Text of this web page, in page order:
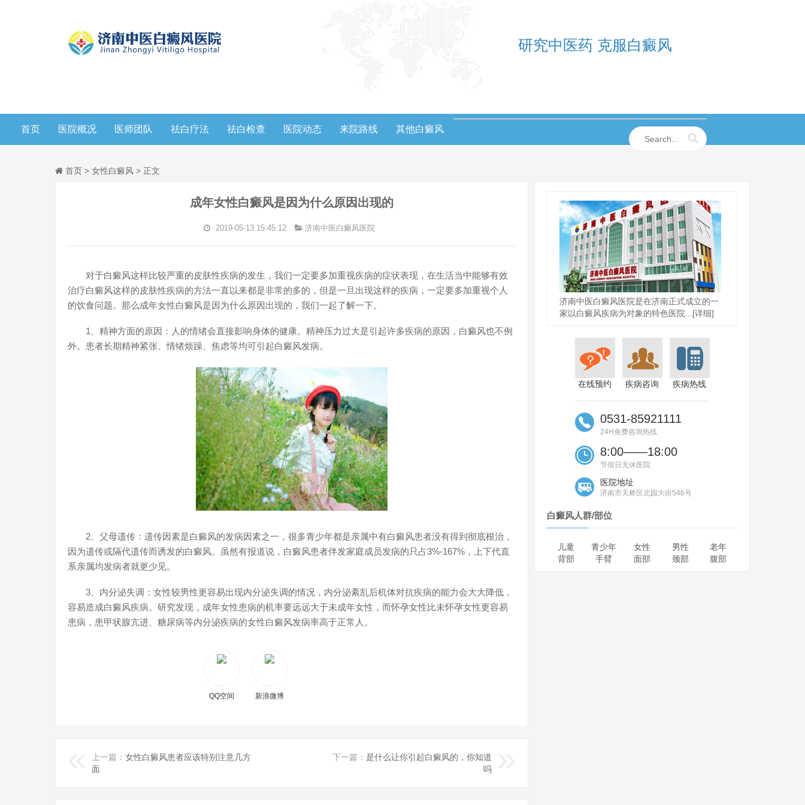
研究中医药 克服白癜风
首页 医院概况 医师团队 祛白疗法 祛白检查 医院动态 来院路线 其他白癜风
首页 > 女性白癜风 > 正文
成年女性白癜风是因为什么原因出现的
2019-05-13 15:45:12 济南中医白癜风医院
对于白癜风这样比较严重的皮肤性疾病的发生，我们一定要多加重视疾病的症状表现，在生活当中能够有效
治疗白癜风这样的皮肤性疾病的方法一直以来都是非常的多的，但是一旦出现这样的疾病，一定要多加重视个人
的饮食问题。那么成年女性白癜风是因为什么原因出现的，我们一起了解一下。
1、精神方面的原因：人的情绪会直接影响身体的健康。精神压力过大是引起许多疾病的原因，白癜风也不例
外。患者长期精神紧张、情绪烦躁、焦虑等均可引起白癜风发病。
2、父母遗传：遗传因素是白癜风的发病因素之一，很多青少年都是亲属中有白癜风患者没有得到彻底根治，
因为遗传或隔代遗传而诱发的白癜风。虽然有报道说，白癜风患者伴发家庭成员发病的只占3%-167%，上下代直
系亲属均发病者就更少见。
3、内分泌失调：女性较男性更容易出现内分泌失调的情况，内分泌紊乱后机体对抗疾病的能力会大大降低，
容易造成白癜风疾病。研究发现，成年女性患病的机率要远远大于未成年女性，而怀孕女性比未怀孕女性更容易
患病，患甲状腺亢进、糖尿病等内分泌疾病的女性白癜风发病率高于正常人。
QQ空间 新浪微博
上一篇： 女性白癜风患者应该特别注意几方
面
下一篇： 是什么让你引起白癜风的，你知道
吗
济南中医白癜风医院是在济南正式成立的一
家以白癜风疾病为对象的特色医院... [详细]
在线预约 疾病咨询 疾病热线
0531-85921111
24H免费咨询热线
8:00——18:00
节假日无休医院
医院地址
济南市天桥区北园大街546号
白癜风人群/部位
儿童 青少年 女性 男性
老年
背部
手臂 面部 颈部 腹部